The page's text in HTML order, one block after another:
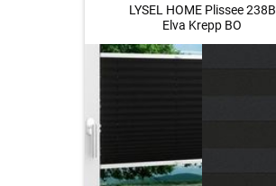
LYSEL HOME Plissee 238B
Elva Krepp BO